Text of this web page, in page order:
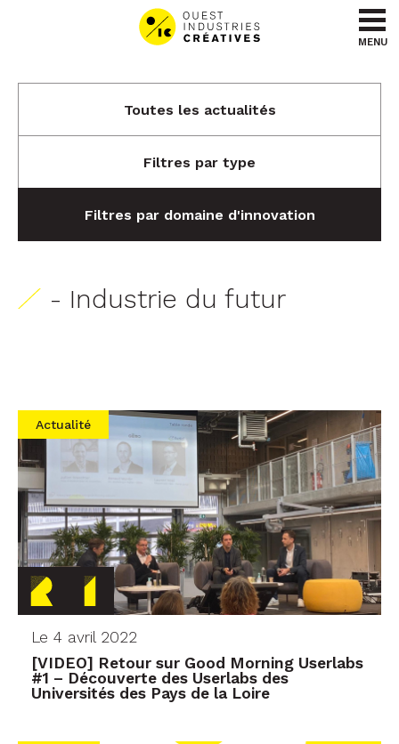
Aller au menu
Aller au contenu
MENU
Toutes les actualités
Filtres par type
Filtres par domaine d'innovation
- Industrie du futur
Actualité
Le 4 avril 2022
[VIDEO] Retour sur Good Morning Userlabs
#1 – Découverte des Userlabs des
Universités des Pays de la Loire